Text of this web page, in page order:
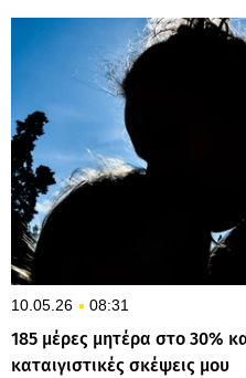
10.05.26 08:31
185 μέρες μητέρα στο 30%
καταιγιστικές σκέψεις μου